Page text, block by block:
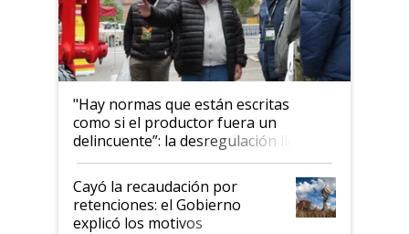
"Hay normas que están escritas
como si el productor fuera un
delincuente”: la desregulación llegó
al Congreso Aapresid y hasta se
habló del financiamiento al IPCVA
Cayó la recaudación por
retenciones: el Gobierno
explicó los motivos